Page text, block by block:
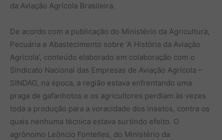
da Aviação Agrícola Brasileira.
De acordo com a publicação do Ministério da Agricultura,
Pecuária e Abastecimento sobre ‘A História da Aviação
Agrícola’, conteúdo elaborado em colaboração com o
Sindicato Nacional das Empresas de Aviação Agrícola –
SINDAG, na época, a região estava enfrentando uma
praga de gafanhotos e os agricultores perdiam às vezes
toda a produção para a voracidade dos insetos, contra os
quais nenhuma técnica estava surtindo efeito. O
agrônomo Leôncio Fontelles, do Ministério da